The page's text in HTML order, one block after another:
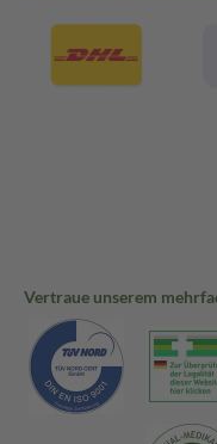
Vertraue unserem